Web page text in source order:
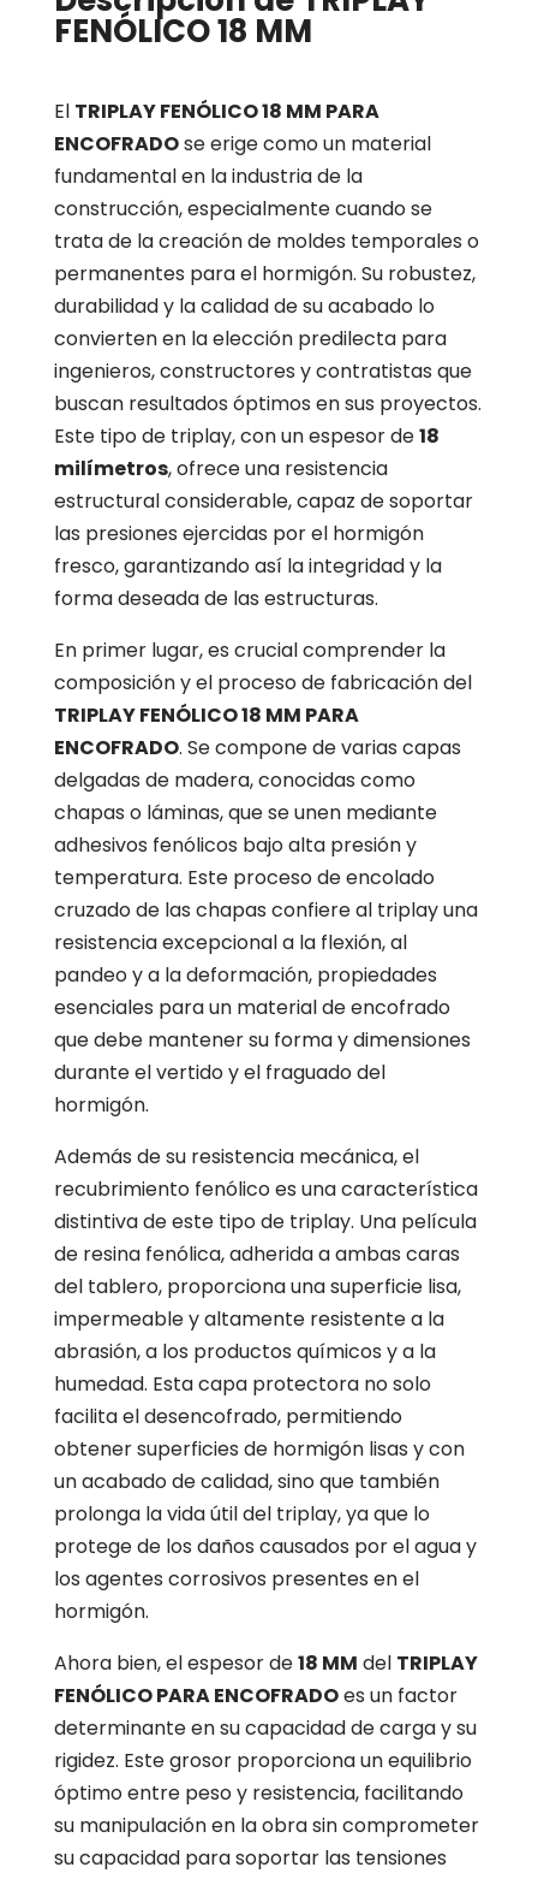
FENÓLICO 18 MM
El TRIPLAY FENÓLICO 18 MM PARA
ENCOFRADOse erige como un material
fundamental en la industria de la
construcción, especialmente cuando se
trata de la creación de moldes temporales o
permanentes para el hormigón. Su robustez,
durabilidad y la calidad de su acabado lo
convierten en la elección predilecta para
ingenieros, constructores y contratistas que
buscan resultados óptimos en sus proyectos.
Este tipo de triplay, con un espesor de18
milímetros, ofrece una resistencia
estructural considerable, capaz de soportar
las presiones ejercidas por el hormigón
fresco, garantizando así la integridad y la
forma deseada de las estructuras.
En primer lugar, es crucial comprender la
composición y el proceso de fabricación del
TRIPLAY FENÓLICO 18 MM PARA
ENCOFRADO. Se compone de varias capas
delgadas de madera, conocidas como
chapas o láminas, que se unen mediante
adhesivos fenólicos bajo alta presión y
temperatura. Este proceso de encolado
cruzado de las chapas confiere al triplay una
resistencia excepcional a la flexión, al
pandeo y a la deformación, propiedades
esenciales para un material de encofrado
que debe mantener su forma y dimensiones
durante el vertido y el fraguado del
hormigón.
Además de su resistencia mecánica, el
recubrimiento fenólico es una característica
distintiva de este tipo de triplay. Una película
de resina fenólica, adherida a ambas caras
del tablero, proporciona una superficie lisa,
impermeable y altamente resistente a la
abrasión, a los productos químicos y a la
humedad. Esta capa protectora no solo
facilita el desencofrado, permitiendo
obtener superficies de hormigón lisas y con
un acabado de calidad, sino que también
prolonga la vida útil del triplay, ya que lo
protege de los daños causados por el agua y
los agentes corrosivos presentes en el
hormigón.
Ahora bien, el espesor de18 MM del TRIPLAY
FENÓLICO PARA ENCOFRADOes un factor
determinante en su capacidad de carga y su
rigidez. Este grosor proporciona un equilibrio
óptimo entre peso y resistencia, facilitando
su manipulación en la obra sin comprometer
su capacidad para soportar las tensiones